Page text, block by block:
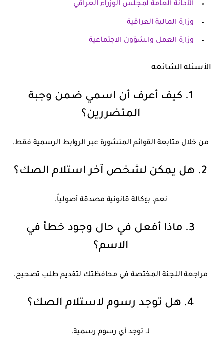
الأمانة العامة لمجلس الوزراء العراقي
وزارة المالية العراقية
وزارة العمل والشؤون الاجتماعية
الأسئلة الشائعة
1. كيف أعرف أن اسمي ضمن وجبة
المتضررين؟
من خلال متابعة القوائم المنشورة عبر الروابط الرسمية فقط.
2. هل يمكن لشخص آخر استلام الصك؟
نعم، بوكالة قانونية مصدقة أصولياً.
3. ماذا أفعل في حال وجود خطأ في
الاسم؟
مراجعة اللجنة المختصة في محافظتك لتقديم طلب تصحيح.
4. هل توجد رسوم لاستلام الصك؟
لا توجد أي رسوم رسمية.